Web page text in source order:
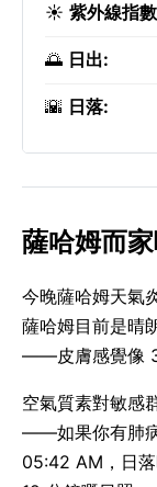
☀️ 紫外線指
🌅 日出:
🌇 日落:
薩哈姆而
今晚薩哈姆天氣
薩哈姆目前是晴
——皮膚感覺像
空氣質素對敏感
——如果你有肺
05:42 AM，日